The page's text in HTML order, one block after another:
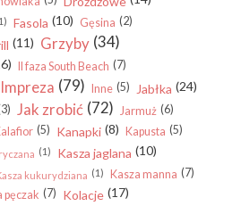
Fasola (10) Gęsina (2)
(11) Grzyby (34)
II faza South Beach (7)
Impreza (79) Inne (5) Jabłka (24)
Jak zrobić (72) Jarmuż (6)
(5) Kanapki (8) Kapusta (5)
(1) Kasza jaglana (10)
kukurydziana (1) Kasza manna (7)
pęczak (7) Kolacje (17)